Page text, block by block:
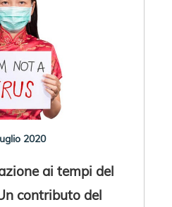
2020
ai tempi del
contributo del